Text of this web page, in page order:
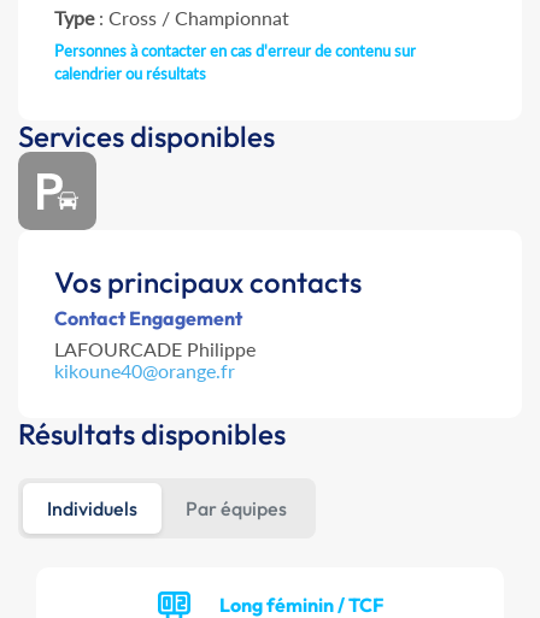
Type: Cross / Championnat
Personnes à contacter en cas d'erreur de contenu sur
calendrier ou résultats
Services disponibles
Vos principaux contacts
Contact Engagement
LAFOURCADE Philippe
kikoune40@orange.fr
Résultats disponibles
Individuels Par équipes
Long féminin / TCF